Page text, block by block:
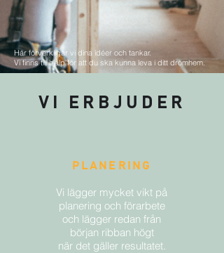
VI ERBJUDER
PLANERING
Vi lägger mycket vikt på
planering och förarbete
och lägger redan från
början ribban högt
när det gäller resultatet.
Här förverkligar vi dina idéer och tankar.
Vi finns till hjälp för att du ska kunna leva i ditt drömhem.